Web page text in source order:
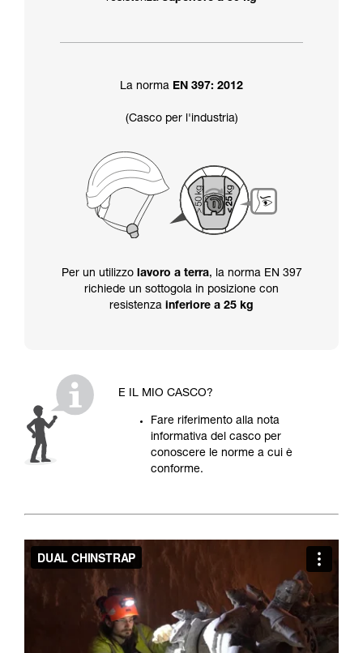
La norma EN 397: 2012
(Casco per l'industria)
Per un utilizzo lavoro a terra, la norma EN 397
richiede un sottogola in posizione con
resistenza inferiore a 25 kg
E IL MIO CASCO?
Fare riferimento alla nota
informativa del casco per
conoscere le norme a cui è
conforme.